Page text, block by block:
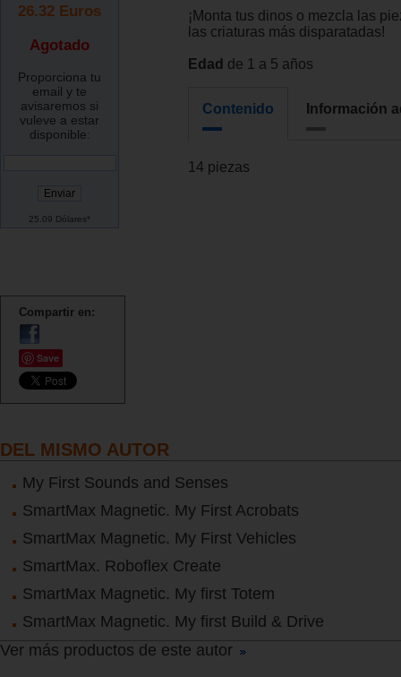
26.32 Euros
Agotado
Proporciona tu
email y te
avisaremos si
vuleve a estar
disponible:
25.09 Dólares*
Compartir en:
Save
¡Monta tus dinos o mezcla las
las criaturas más disparatadas!
Edad de 1 a 5 años
Contenido Información
14 piezas
DEL MISMO AUTOR
My First Sounds and Senses
SmartMax Magnetic. My First Acrobats
SmartMax Magnetic. My First Vehicles
SmartMax. Roboflex Create
SmartMax Magnetic. My first Totem
SmartMax Magnetic. My first Build & Drive
Ver más productos de este autor